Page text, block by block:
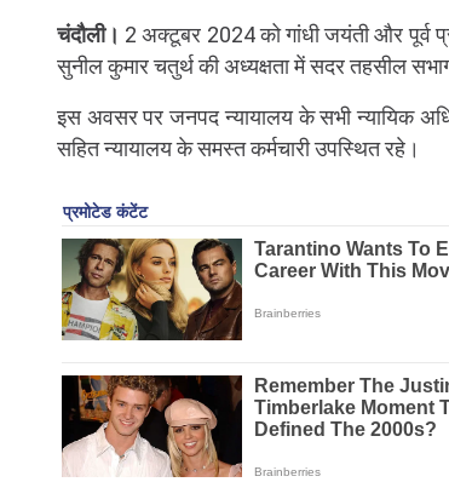
चंदौली। 2 अक्टूबर 2024 को गांधी जयंती और पूर्व
सुनील कुमार चतुर्थ की अध्यक्षता में सदर तहसील
इस अवसर पर जनपद न्यायालय के सभी न्यायिक
सहित न्यायालय के समस्त कर्मचारी उपस्थित रहे।